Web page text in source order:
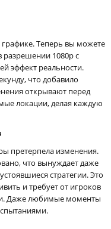
Теперь вы можете
разрешении 1080p с
эффект реальности.
что добавило
открывают перед
локации, делая каждую
претерпела изменения.
что вынуждает даже
стратегии. Это
и требует от игроков
Даже любимые моменты